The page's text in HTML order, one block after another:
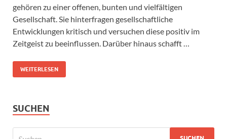
gehören zu einer offenen, bunten und vielfältigen
Gesellschaft. Sie hinterfragen gesellschaftliche
Entwicklungen kritisch und versuchen diese positiv im
Zeitgeist zu beeinflussen. Darüber hinaus schafft …
WEITERLESEN
SUCHEN